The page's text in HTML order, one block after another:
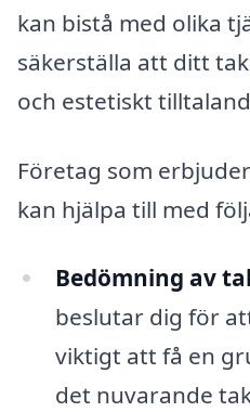
kan bistå med olika
säkerställa att ditt
och estetiskt
Företag som
kan hjälpa till med
Bedömning av
beslutar dig för
viktigt att få en
det nuvarande